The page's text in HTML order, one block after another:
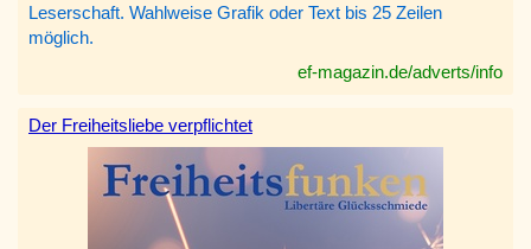
Leserschaft. Wahlweise Grafik oder Text bis 25 Zeilen
möglich.
ef-magazin.de/adverts/info
Der Freiheitsliebe verpflichtet